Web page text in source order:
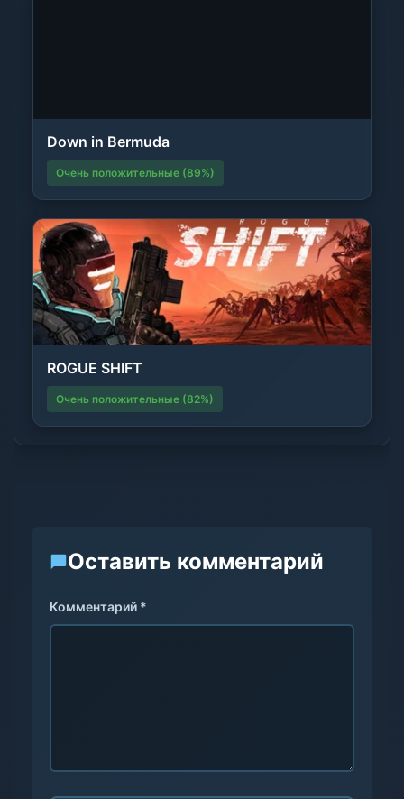
Down in Bermuda
Очень положительные (89%)
ROGUE SHIFT
Очень положительные (82%)
Оставить комментарий
Комментарий *